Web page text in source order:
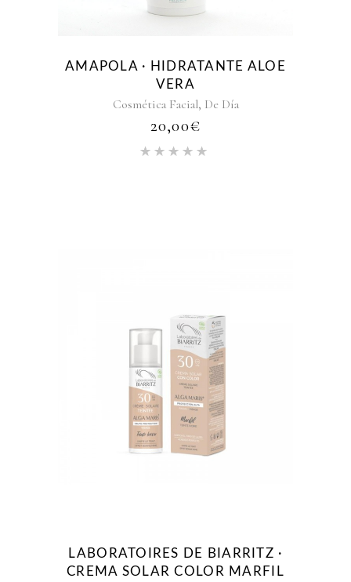
AMAPOLA · HIDRATANTE ALOE
VERA
Cosmética Facial, De Día
20,00€
LABORATOIRES DE BIARRITZ ·
CREMA SOLAR COLOR MARFIL